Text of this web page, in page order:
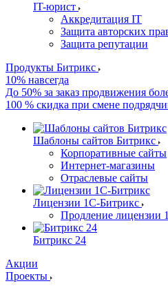
IT-юрист
Аккредитация IT
Защита авторских
Защита репутации
Продукты Битрикс
10% навсегда
До 50% за заказ продвижения
100 % скидка при смене
Шаблоны сайтов Битрикс
Корпоративные сайты
Интернет-магазины
Отраслевые сайты
Лицензии 1С-Битрикс
Продление лицензии
Битрикс 24
Акции
Проекты